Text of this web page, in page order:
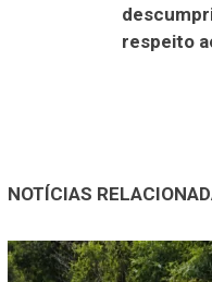
respeito
NOTÍCIAS